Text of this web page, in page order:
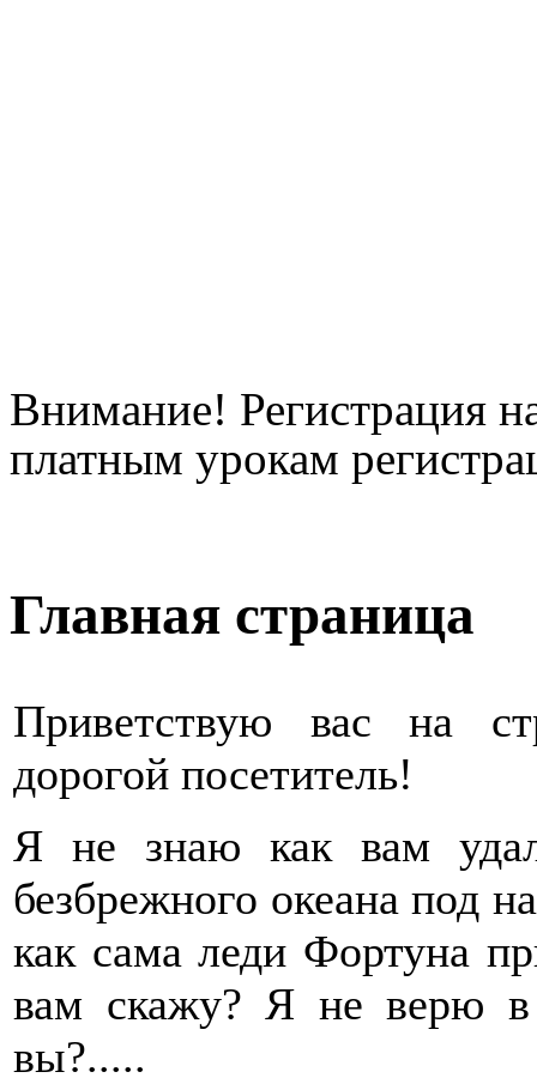
Внимание! Регистрация
платным урокам
Главная страница
Приветствую вас на
дорогой посетитель!
Я не знаю как вам
безбрежного океана под
как сама леди Фортуна
вам скажу? Я не верю в
вы?.....